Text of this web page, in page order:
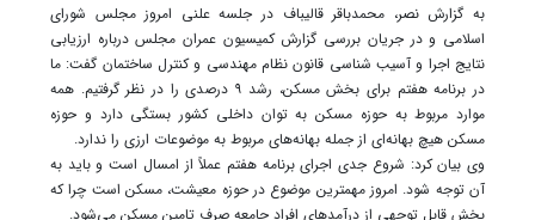
به گزارش نصر، محمدباقر قالیباف در جلسه علنی امروز مجلس شورای
اسلامی و در جریان بررسی گزارش کمیسیون عمران مجلس درباره ارزیابی
نتایج اجرا و آسیب شناسی قانون نظام مهندسی و کنترل ساختمان گفت: ما
در برنامه هفتم برای بخش مسکن، رشد ۹ درصدی را در نظر گرفتیم. همه
موارد مربوط به حوزه مسکن به توان داخلی کشور بستگی دارد و حوزه
مسکن هیچ بهانه‌ای از جمله بهانه‌های مربوط به موضوعات ارزی را ندارد.
وی بیان کرد: شروع جدی اجرای برنامه هفتم عملاً از امسال است و باید به
آن توجه شود. امروز مهمترین موضوع در حوزه معیشت، مسکن است چرا که
بخش قابل توجهی از درآمدهای افراد جامعه صرف تامین مسکن می‌شود.